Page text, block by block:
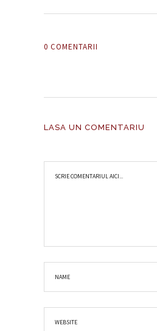
0 COMENTARII
LASA UN COMENTARIU